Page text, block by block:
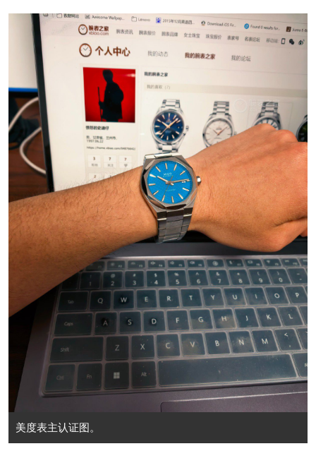
美度表主认证图。